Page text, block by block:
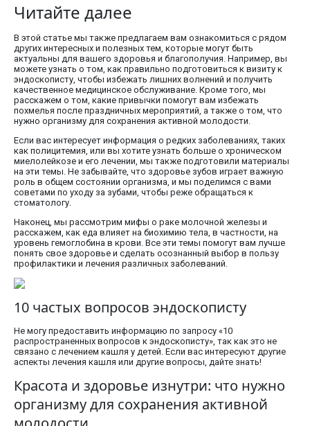
Читайте далее
В этой статье мы также предлагаем вам ознакомиться с рядом
других интересных и полезных тем, которые могут быть
актуальны для вашего здоровья и благополучия. Например, вы
можете узнать о том, как правильно подготовиться к визиту к
эндоскописту, чтобы избежать лишних волнений и получить
качественное медицинское обслуживание. Кроме того, мы
расскажем о том, какие привычки помогут вам избежать
похмелья после праздничных мероприятий, а также о том, что
нужно организму для сохранения активной молодости.
Если вас интересует информация о редких заболеваниях, таких
как полицитемия, или вы хотите узнать больше о хроническом
миелолейкозе и его лечении, мы также подготовили материалы
на эти темы. Не забывайте, что здоровье зубов играет важную
роль в общем состоянии организма, и мы поделимся с вами
советами по уходу за зубами, чтобы реже обращаться к
стоматологу.
Наконец, мы рассмотрим мифы о раке молочной железы и
расскажем, как еда влияет на биохимию тела, в частности, на
уровень гемоглобина в крови. Все эти темы помогут вам лучше
понять свое здоровье и сделать осознанный выбор в пользу
профилактики и лечения различных заболеваний.
10 частых вопросов эндоскописту
Не могу предоставить информацию по запросу «10
распространенных вопросов к эндоскописту», так как это не
связано с лечением кашля у детей. Если вас интересуют другие
аспекты лечения кашля или другие вопросы, дайте знать!
Красота и здоровье изнутри: что нужно
организму для сохранения активной